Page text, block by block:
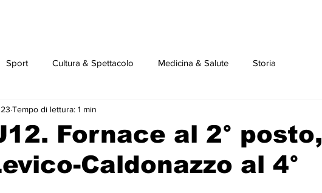
Sport Cultura & Spettacolo Medicina & Salute Storia
piano
Fornace al 2° posto,
Caldonazzo al 4°
Tempo di lettura: 1 min